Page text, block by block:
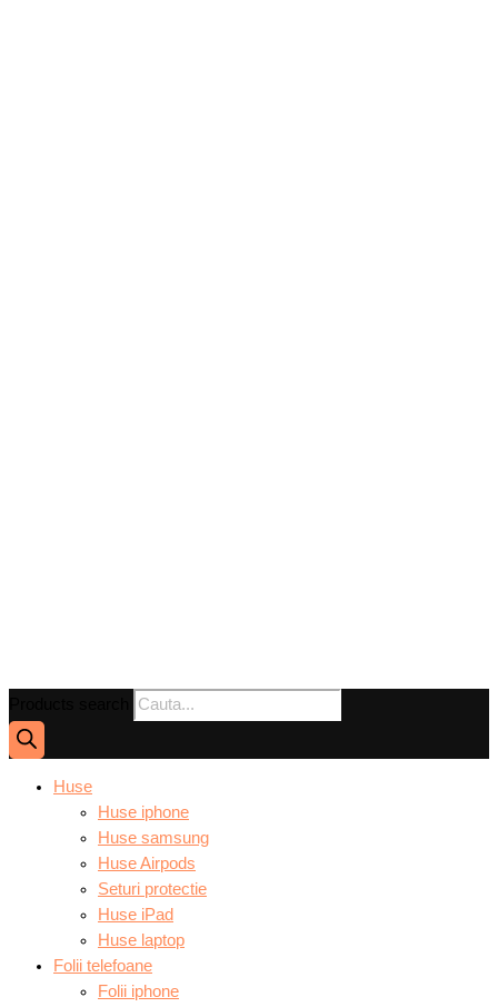
Huse
Huse iphone
Huse samsung
Huse Airpods
Seturi protectie
Huse iPad
Huse laptop
Folii telefoane
Folii iphone